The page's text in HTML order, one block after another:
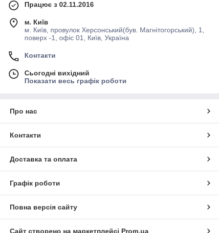
Працює з 02.11.2016
м. Київ
м. Київ, провулок Херсонський(був. Магнітогорський), 1,
поверх -1, офіс 01, Київ, Україна
Контакти
Сьогодні вихідний
Показати весь графік роботи
Про нас
Контакти
Доставка та оплата
Графік роботи
Повна версія сайту
Сайт створено на маркетплейсі Prom.ua